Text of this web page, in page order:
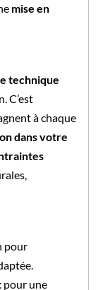
mise en
technique
C’est
à chaque
dans votre
pour
pour une